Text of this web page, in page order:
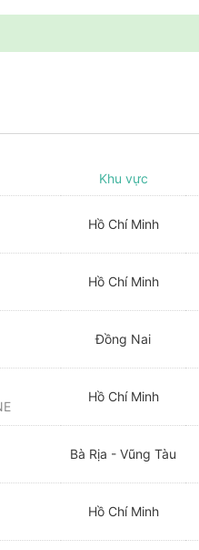
Khu vực
Hồ Chí Minh
Hồ Chí Minh
Đồng Nai
Hồ Chí Minh
Bà Rịa - Vũng Tàu
Hồ Chí Minh